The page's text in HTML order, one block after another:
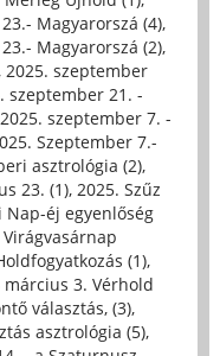
Magyarorszá (4),
Magyarorszá (2),
2025. szeptember
szeptember 21. -
2025. szeptember 7. -
Szeptember 7.-
asztrológia (2),
23. (1), 2025. Szűz
Nap-éj egyenlőség
(1),
március 3. Vérhold
választás, (3),
asztrológia (5),